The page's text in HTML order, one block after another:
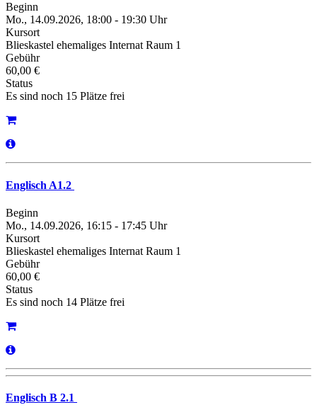
Beginn
Mo., 14.09.2026, 18:00 - 19:30 Uhr
Kursort
Blieskastel ehemaliges Internat Raum 1
Gebühr
60,00 €
Status
Es sind noch 15 Plätze frei
Englisch A1.2
Beginn
Mo., 14.09.2026, 16:15 - 17:45 Uhr
Kursort
Blieskastel ehemaliges Internat Raum 1
Gebühr
60,00 €
Status
Es sind noch 14 Plätze frei
Englisch B 2.1